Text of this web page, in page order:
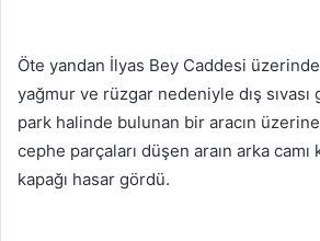
Öte yandan İlyas Bey Caddesi
yağmur ve rüzgar nedeniyle dış sıvası
park halinde bulunan bir aracın
cephe parçaları düşen araın arka camı
kapağı hasar gördü.